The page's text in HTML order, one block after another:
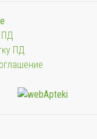
ПД
ПД